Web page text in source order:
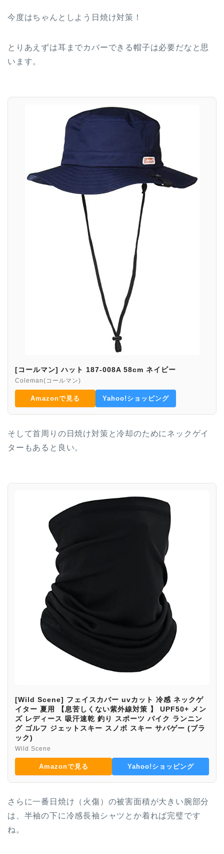
今度はちゃんとしよう日焼け対策！
とりあえずは耳までカバーできる帽子は必要だなと思
います。
[コールマン] ハット 187-008A 58cm ネイビー
Coleman(コールマン)
Amazonで見る Yahoo!ショッピング
そして首周りの日焼け対策と冷却のためにネックゲイ
ターもあると良い。
[Wild Scene] フェイスカバー uvカット 冷感 ネックゲ
イター 夏用 【息苦しくない紫外線対策 】 UPF50+ メン
ズ レディース 吸汗速乾 釣り スポーツ バイク ランニン
グ ゴルフ ジェットスキー スノボ スキー サバゲー (ブラ
ック)
Wild Scene
Amazonで見る Yahoo!ショッピング
さらに一番日焼け（火傷）の被害面積が大きい腕部分
は、半袖の下に冷感長袖シャツとか着れば完璧です
ね。